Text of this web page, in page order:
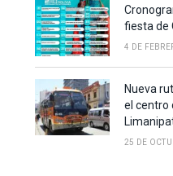
fiesta de
4 DE
Nueva
el centro
25 DE